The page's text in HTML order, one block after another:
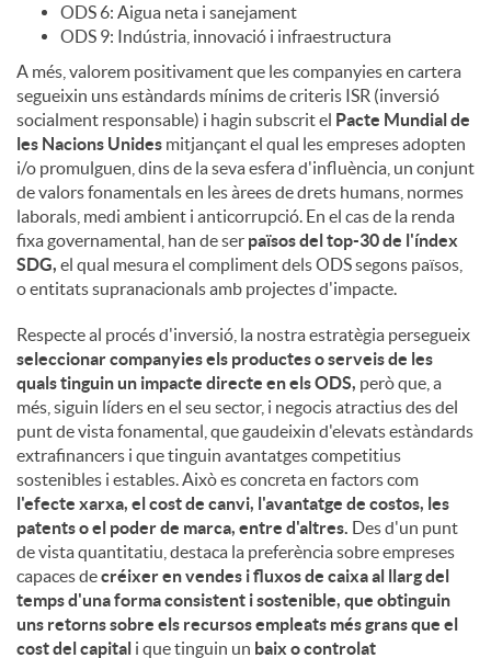
n
g
u
t
s
ODS 6: Aigua neta i sanejament
ODS 9: Indústria, innovació i infraestructura
A més, valorem positivament que les companyies en cartera
segueixin uns estàndards mínims de criteris ISR (inversió
socialment responsable) i hagin subscrit el Pacte Mundial de
les Nacions Unides mitjançant el qual les empreses adopten
i/o promulguen, dins de la seva esfera d'influència, un conjunt
de valors fonamentals en les àrees de drets humans, normes
laborals, medi ambient i anticorrupció. En el cas de la renda
fixa governamental, han de ser països del top-30 de l'índex
SDG, el qual mesura el compliment dels ODS segons països,
o entitats supranacionals amb projectes d'impacte.
Respecte al procés d'inversió, la nostra estratègia persegueix
seleccionar companyies els productes o serveis de les
quals tinguin un impacte directe en els ODS, però que, a
més, siguin líders en el seu sector, i negocis atractius des del
punt de vista fonamental, que gaudeixin d'elevats estàndards
extrafinancers i que tinguin avantatges competitius
sostenibles i estables. Això es concreta en factors com
l'efecte xarxa, el cost de canvi, l'avantatge de costos, les
patents o el poder de marca, entre d'altres. Des d'un punt
de vista quantitatiu, destaca la preferència sobre empreses
capaces decréixer en vendes i fluxos de caixa al llarg del
temps d'una forma consistent i sostenible, que obtinguin
uns retorns sobre els recursos empleats més grans que el
cost del capital i que tinguin un baix o controlat